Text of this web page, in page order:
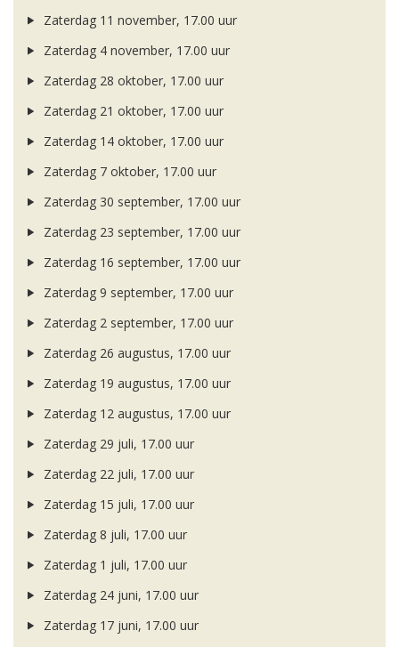
Zaterdag 11 november, 17.00 uur
Zaterdag 4 november, 17.00 uur
Zaterdag 28 oktober, 17.00 uur
Zaterdag 21 oktober, 17.00 uur
Zaterdag 14 oktober, 17.00 uur
Zaterdag 7 oktober, 17.00 uur
Zaterdag 30 september, 17.00 uur
Zaterdag 23 september, 17.00 uur
Zaterdag 16 september, 17.00 uur
Zaterdag 9 september, 17.00 uur
Zaterdag 2 september, 17.00 uur
Zaterdag 26 augustus, 17.00 uur
Zaterdag 19 augustus, 17.00 uur
Zaterdag 12 augustus, 17.00 uur
Zaterdag 29 juli, 17.00 uur
Zaterdag 22 juli, 17.00 uur
Zaterdag 15 juli, 17.00 uur
Zaterdag 8 juli, 17.00 uur
Zaterdag 1 juli, 17.00 uur
Zaterdag 24 juni, 17.00 uur
Zaterdag 17 juni, 17.00 uur